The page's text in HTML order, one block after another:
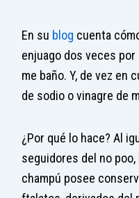
En su blog cuenta
enjuago dos veces
me baño. Y, de vez en
de sodio o vinagre de
¿Por qué lo hace? Al
seguidores del no
champú posee